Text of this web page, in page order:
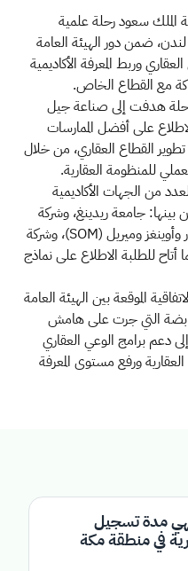
سعود رحلة علمية
ضمن دور الهيئة العامة
وربط المعرفة الأكاديمية
مع القطاع الخاص.
هدفت إلى صناعة جيل
على أفضل الممارسات
تطوير القطاع العقاري، من خلال
للمنظومة العقارية.
من الجهات الأكاديمية
بينها: جامعة ريدينغ، وشركة
دبليو إس بي (WSP)، وشركة سكيدمور وأوينغز وميريل (SOM)، وشركة
أتاح للطلبة الاطلاع على نماذج
الموقعة بين الهيئة العامة
التي جرت على هامش
برامج الوعي العقاري
العقارية ورفع مستوى المعرفة
مدة تسجيل
عقارية في منطقة مكة